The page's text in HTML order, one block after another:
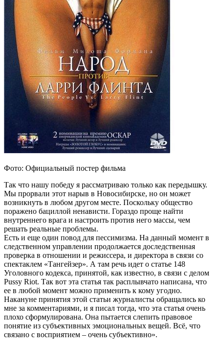
Фото: Официальный постер фильма
Так что нашу победу я рассматриваю только как передышку.
Мы прорвали этот нарыв в Новосибирске, но он может
возникнуть в любом другом месте. Поскольку общество
поражено бациллой ненависти. Гораздо проще найти
внутреннего врага и настроить против него массы, чем
решать реальные проблемы.
Есть и еще один повод для пессимизма. На данный момент в
следственном управлении продолжается доследственная
проверка в отношении и режиссера, и директора в связи со
спектаклем «Тангейзер». А там речь идет о статье 148
Уголовного кодекса, принятой, как известно, в связи с делом
Pussy Riot. Так вот эта статья так расплывчато написана, что
ее в любой момент можно применить к кому угодно.
Накануне принятия этой статьи журналисты обращались ко
мне за комментариями, и я писал тогда, что эта статья очень
плохо сформулирована. Она пытается слепить правовое
понятие из субъективных эмоциональных вещей. Всё, что
связано с восприятием – очень субъективно».